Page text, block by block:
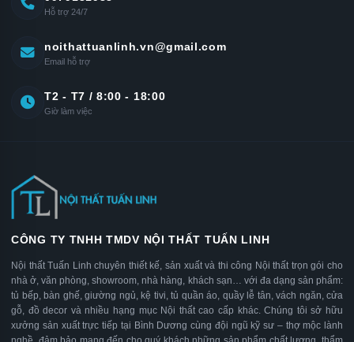
Hỗ trợ 24/7
noithattuanlinh.vn@gmail.com
Email hỗ trợ
T2 - T7 / 8:00 - 18:00
Giờ làm việc
CÔNG TY TNHH TMDV NỘI THẤT TUẤN LINH
Nội thất Tuấn Linh chuyên thiết kế, sản xuất và thi công Nội thất trọn gói cho
nhà ở, văn phòng, showroom, nhà hàng, khách sạn… với đa dạng sản phẩm:
tủ bếp, bàn ghế, giường ngủ, kệ tivi, tủ quần áo, quầy lễ tân, vách ngăn, cửa
gỗ, đồ decor và nhiều hạng mục Nội thất cao cấp khác. Chúng tôi sở hữu
xưởng sản xuất trực tiếp tại Bình Dương cùng đội ngũ kỹ sư – thợ mộc lành